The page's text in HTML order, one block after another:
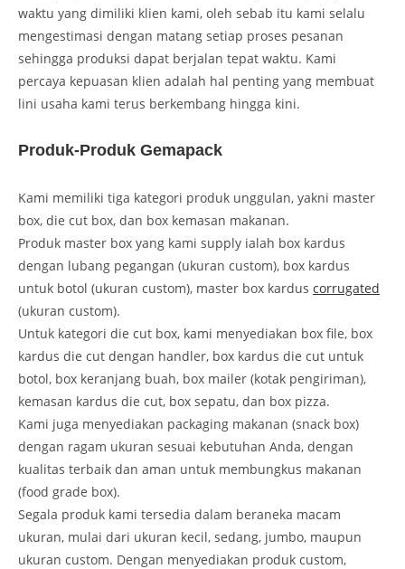
waktu yang dimiliki klien kami, oleh sebab itu kami selalu
mengestimasi dengan matang setiap proses pesanan
sehingga produksi dapat berjalan tepat waktu. Kami
percaya kepuasan klien adalah hal penting yang membuat
lini usaha kami terus berkembang hingga kini.
Produk-Produk Gemapack
Kami memiliki tiga kategori produk unggulan, yakni master
box, die cut box, dan box kemasan makanan.
Produk master box yang kami supply ialah box kardus
dengan lubang pegangan (ukuran custom), box kardus
untuk botol (ukuran custom), master box kardus corrugated
(ukuran custom).
Untuk kategori die cut box, kami menyediakan box file, box
kardus die cut dengan handler, box kardus die cut untuk
botol, box keranjang buah, box mailer (kotak pengiriman),
kemasan kardus die cut, box sepatu, dan box pizza.
Kami juga menyediakan packaging makanan (snack box)
dengan ragam ukuran sesuai kebutuhan Anda, dengan
kualitas terbaik dan aman untuk membungkus makanan
(food grade box).
Segala produk kami tersedia dalam beraneka macam
ukuran, mulai dari ukuran kecil, sedang, jumbo, maupun
ukuran custom. Dengan menyediakan produk custom,